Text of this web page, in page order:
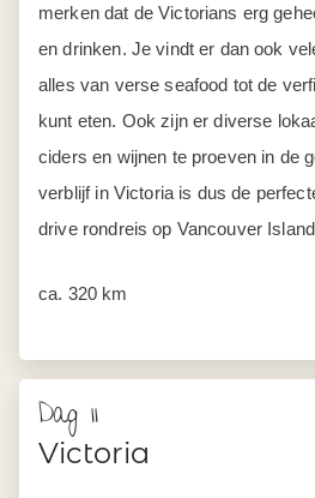
merken dat de Victorians erg
en drinken. Je vindt er dan ook
alles van verse seafood tot de
kunt eten. Ook zijn er diverse
ciders en wijnen te proeven in de
verblijf in Victoria is dus de
drive rondreis op Vancouver
ca. 320 km
Dag 11
Victoria